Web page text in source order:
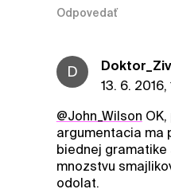
Odpovedať
D
13. 6. 2016,
@John_Wilson
argumentacia ma
biednej gramatike
mnozstvu
odolat.